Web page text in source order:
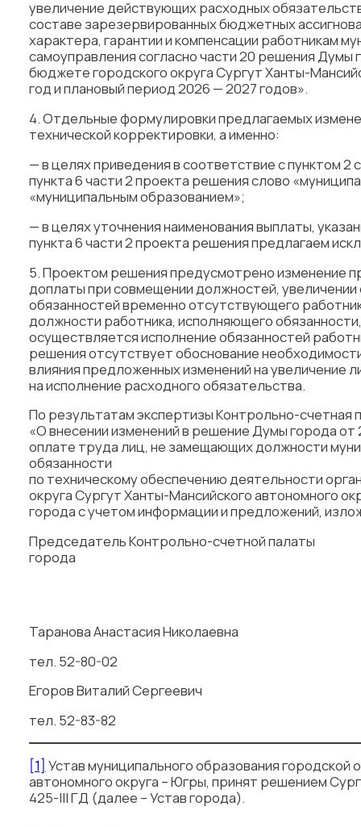
увеличение действующих расходных
составе зарезервированных бюджетных
характера, гарантии и компенсации работникам
самоуправления согласно части 20 решения Думы
бюджете городского округа Сургут Ханты-
год и плановый период 2026 — 2027 годов».
4. Отдельные формулировки предлагаемых
технической корректировки, а именно:
— в целях приведения в соответствие с пунктом 2
пункта 6 части 2 проекта решения слово
«муниципальным образованием»;
— в целях уточнения наименования выплаты,
пункта 6 части 2 проекта решения предлагаем
5. Проектом решения предусмотрено изменение
доплаты при совмещении должностей,
обязанностей временно отсутствующего
должности работника, исполняющего
осуществляется исполнение обязанностей
решения отсутствует обоснование
влияния предложенных изменений на увеличение
на исполнение расходного обязательства.
По результатам экспертизы Контрольно-счетная
«О внесении изменений в решение Думы города
оплате труда лиц, не замещающих должности
обязанности
по техническому обеспечению деятельности
округа Сургут Ханты-Мансийского автономного
города с учетом информации и предложений,
Председатель Контрольно-счетной палаты
города
Таранова Анастасия Николаевна
тел. 52-80-02
Егоров Виталий Сергеевич
тел. 52-83-82
[1] Устав муниципального образования городской
автономного округа – Югры, принят решением
425-III ГД (далее – Устав города).